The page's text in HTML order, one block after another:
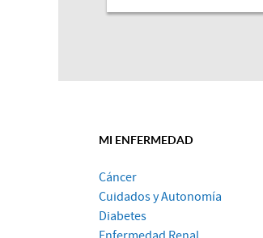
MI ENFERMEDAD
Cáncer
Cuidados y Autonomía
Diabetes